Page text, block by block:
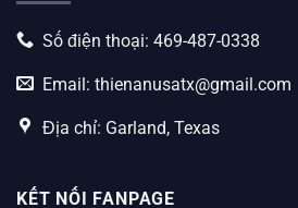
Số điện thoại: 469-487-0338
Email: thienanusatx@gmail.com
Địa chỉ: Garland, Texas
KẾT NỐI FANPAGE